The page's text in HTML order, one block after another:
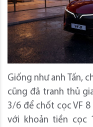
Giống như anh Tấn,
cũng đã tranh thủ
3/6 để chốt cọc VF
với khoản tiền cọc